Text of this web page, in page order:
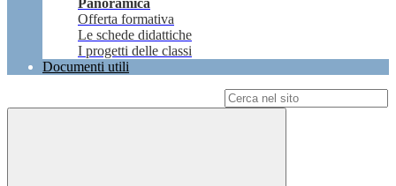
Panoramica
Offerta formativa
Le schede didattiche
I progetti delle classi
Documenti utili